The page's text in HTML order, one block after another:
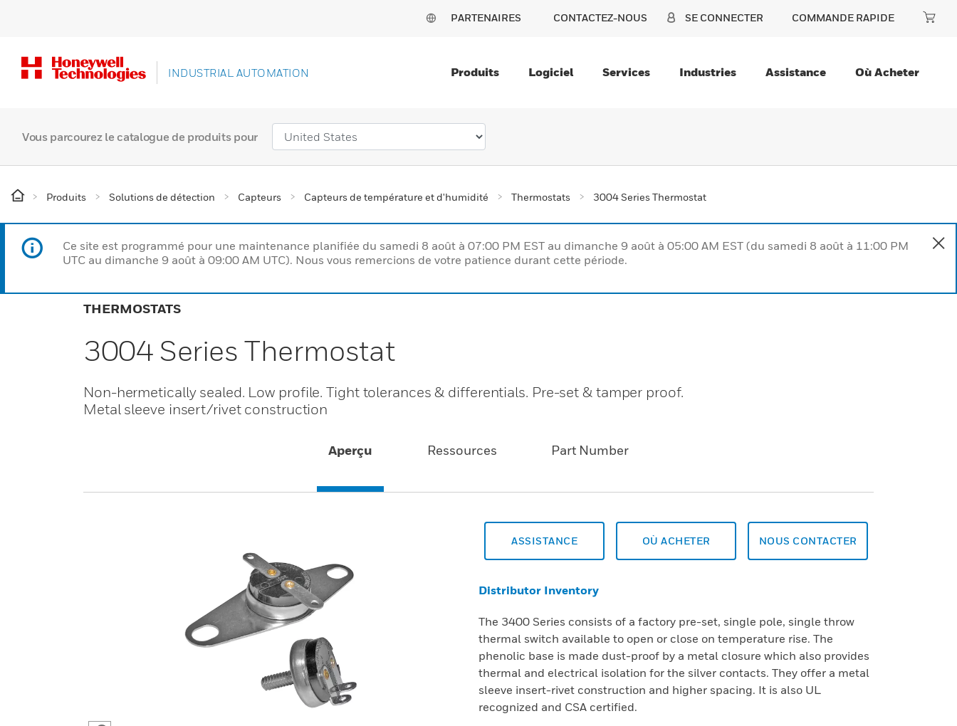
PARTENAIRES CONTACTEZ-NOUS SE CONNECTER COMMANDE RAPIDE
INDUSTRIAL AUTOMATION Produits Logiciel Services Industries Assistance Où Acheter
Vous parcourez le catalogue de produits pour
Produits Solutions de détection Capteurs Capteurs de température et d'humidité Thermostats 3004 Series Thermostat
Ce site est programmé pour une maintenance planifiée du samedi 8 août à 07:00 PM EST au dimanche 9 août à 05:00 AM EST (du samedi 8 août à 11:00 PM
UTC au dimanche 9 août à 09:00 AM UTC). Nous vous remercions de votre patience durant cette période.
THERMOSTATS
3004 Series Thermostat
Non-hermetically sealed. Low profile. Tight tolerances & differentials. Pre-set & tamper proof.
Metal sleeve insert/rivet construction
Aperçu Ressources Part Number
ASSISTANCE OÙ ACHETER NOUS CONTACTER
Distributor Inventory
The 3400 Series consists of a factory pre-set, single pole, single throw
thermal switch available to open or close on temperature rise. The
phenolic base is made dust-proof by a metal closure which also provides
thermal and electrical isolation for the silver contacts. They offer a metal
sleeve insert-rivet construction and higher spacing. It is also UL
recognized and CSA certified.